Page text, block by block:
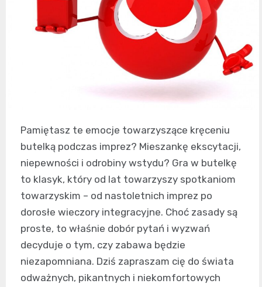
Pamiętasz te emocje towarzyszące kręceniu
butelką podczas imprez? Mieszankę ekscytacji,
niepewności i odrobiny wstydu? Gra w butelkę
to klasyk, który od lat towarzyszy spotkaniom
towarzyskim – od nastoletnich imprez po
dorosłe wieczory integracyjne. Choć zasady są
proste, to właśnie dobór pytań i wyzwań
decyduje o tym, czy zabawa będzie
niezapomniana. Dziś zapraszam cię do świata
odważnych, pikantnych i niekomfortowych